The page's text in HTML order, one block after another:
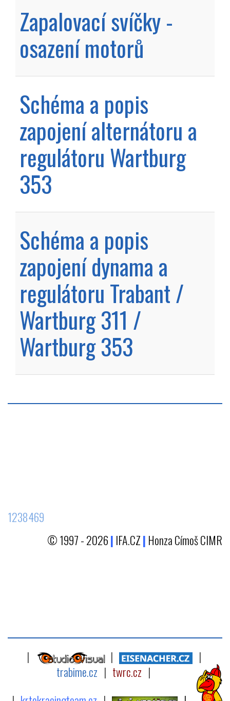
Zapalovací svíčky -
osazení motorů
Schéma a popis
zapojení alternátoru a
regulátoru Wartburg
353
Schéma a popis
zapojení dynama a
regulátoru Trabant /
Wartburg 311 /
Wartburg 353
1238469
© 1997 - 2026| IFA.CZ| Honza Címoš CIMR
| |
|
trabime.cz | twrc.cz |